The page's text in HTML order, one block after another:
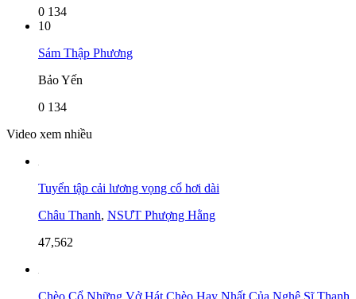
0 134
10
Sám Thập Phương
Bảo Yến
0 134
Video xem nhiều
Tuyển tập cải lương vọng cổ hơi dài
Châu Thanh, NSƯT Phượng Hằng
47,562
Chèo Cổ Những Vở Hát Chèo Hay Nhất Của Nghệ Sĩ Thanh